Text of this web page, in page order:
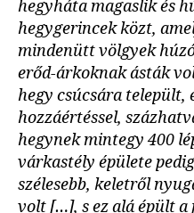
hegyháta magaslik és
hegygerincek közt,
mindenütt völgyek
erőd-árkoknak ásták
hegy csúcsára települt,
hozzáértéssel,
hegynek mintegy 400
várkastély épülete
szélesebb, keletről
volt […], s ez alá épült a